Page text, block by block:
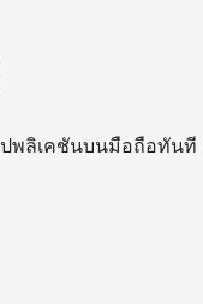
พลิเคชันบนมือถือทันที